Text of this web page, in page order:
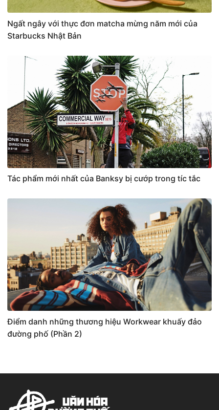
Ngất ngây với thực đơn matcha mừng năm mới của
Starbucks Nhật Bản
Tác phẩm mới nhất của Banksy bị cướp trong tíc tắc
Điểm danh những thương hiệu Workwear khuấy đảo
đường phố (Phần 2)